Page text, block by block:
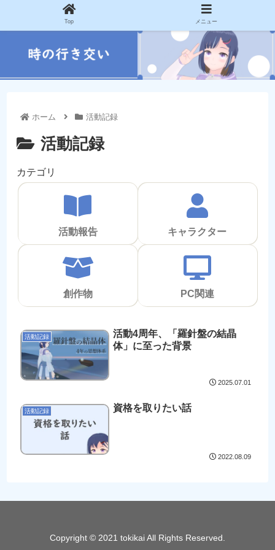
ホーム 活動記録
活動記録
カテゴリ
活動報告 キャラクター
創作物 PC関連
活動記録
活動4周年、「羅針盤の結晶
体」に至った背景
2025.07.01
活動記録 資格を取りたい話
2022.08.09
Copyright © 2021 tokikai All Rights Reserved.
Top メニュー